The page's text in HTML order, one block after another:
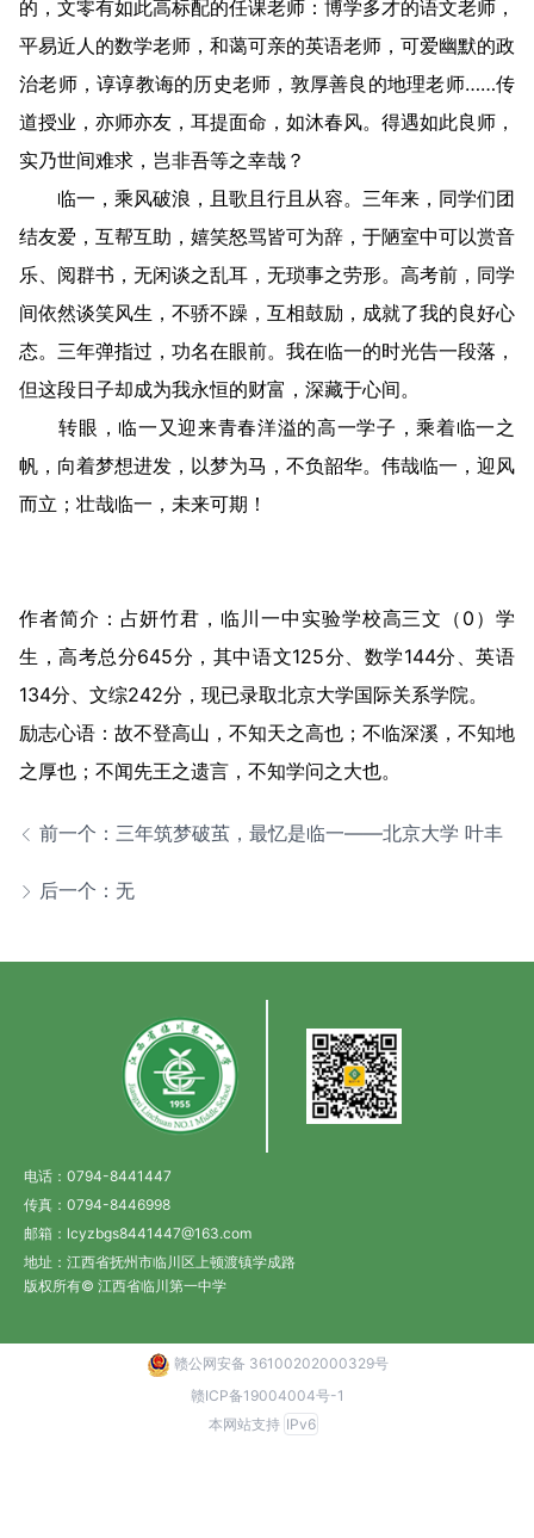
的，文零有如此高标配的任课老师：博学多才的语文老师，
平易近人的数学老师，和蔼可亲的英语老师，可爱幽默的政
治老师，谆谆教诲的历史老师，敦厚善良的地理老师……传
道授业，亦师亦友，耳提面命，如沐春风。得遇如此良师，
实乃世间难求，岂非吾等之幸哉？
临一，乘风破浪，且歌且行且从容。三年来，同学们团
结友爱，互帮互助，嬉笑怒骂皆可为辞，于陋室中可以赏音
乐、阅群书，无闲谈之乱耳，无琐事之劳形。高考前，同学
间依然谈笑风生，不骄不躁，互相鼓励，成就了我的良好心
态。三年弹指过，功名在眼前。我在临一的时光告一段落，
但这段日子却成为我永恒的财富，深藏于心间。
转眼，临一又迎来青春洋溢的高一学子，乘着临一之
帆，向着梦想进发，以梦为马，不负韶华。伟哉临一，迎风
而立；壮哉临一，未来可期！
作者简介：占妍竹君，临川一中实验学校高三文（0）学
生，高考总分645分，其中语文125分、数学144分、英语
134分、文综242分，现已录取北京大学国际关系学院。
励志心语：故不登高山，不知天之高也；不临深溪，不知地
之厚也；不闻先王之遗言，不知学问之大也。
前一个：三年筑梦破茧，最忆是临一——北京大学 叶丰
后一个：无
电话：0794-8441447
传真：0794-8446998
邮箱：lcyzbgs8441447@163.com
地址：江西省抚州市临川区上顿渡镇学成路
版权所有© 江西省临川第一中学
赣公网安备 36100202000329号
赣ICP备19004004号-1
本网站支持 IPv6